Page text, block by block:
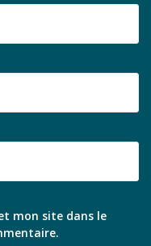
mon site dans le